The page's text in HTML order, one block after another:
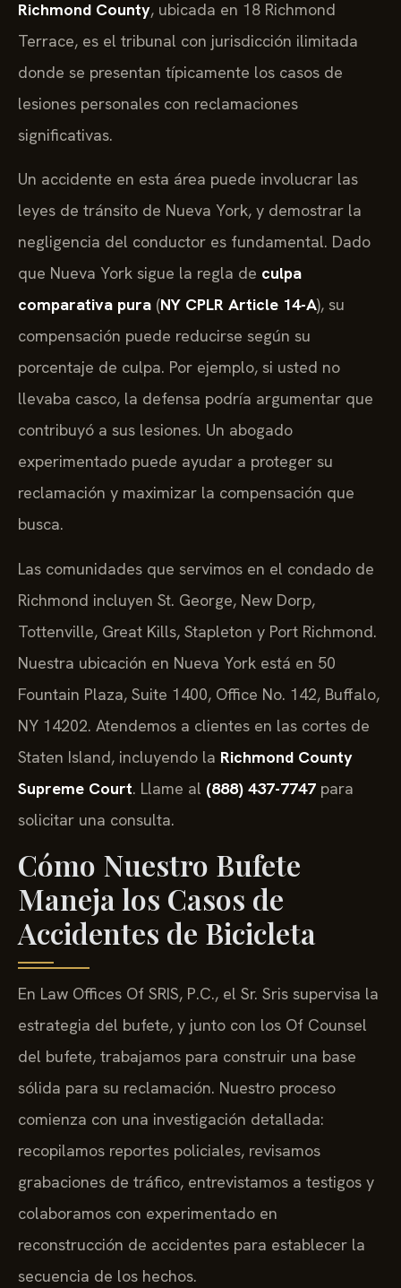
Richmond County, ubicada en 18 Richmond
Terrace, es el tribunal con jurisdicción ilimitada
donde se presentan típicamente los casos de
lesiones personales con reclamaciones
significativas.
Un accidente en esta área puede involucrar las
leyes de tránsito de Nueva York, y demostrar la
negligencia del conductor es fundamental. Dado
que Nueva York sigue la regla de culpa
comparativa pura (NY CPLR Article 14-A), su
compensación puede reducirse según su
porcentaje de culpa. Por ejemplo, si usted no
llevaba casco, la defensa podría argumentar que
contribuyó a sus lesiones. Un abogado
experimentado puede ayudar a proteger su
reclamación y maximizar la compensación que
busca.
Las comunidades que servimos en el condado de
Richmond incluyen St. George, New Dorp,
Tottenville, Great Kills, Stapleton y Port Richmond.
Nuestra ubicación en Nueva York está en 50
Fountain Plaza, Suite 1400, Office No. 142, Buffalo,
NY 14202. Atendemos a clientes en las cortes de
Staten Island, incluyendo la Richmond County
Supreme Court. Llame al (888) 437-7747 para
solicitar una consulta.
Cómo Nuestro Bufete
Maneja los Casos de
Accidentes de Bicicleta
En Law Offices Of SRIS, P.C., el Sr. Sris supervisa la
estrategia del bufete, y junto con los Of Counsel
del bufete, trabajamos para construir una base
sólida para su reclamación. Nuestro proceso
comienza con una investigación detallada:
recopilamos reportes policiales, revisamos
grabaciones de tráfico, entrevistamos a testigos y
colaboramos con experimentado en
reconstrucción de accidentes para establecer la
secuencia de los hechos.